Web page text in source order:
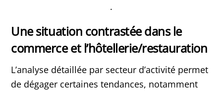
.
Une situation contrastée dans le
commerce et l’hôtellerie/restauration
L’analyse détaillée par secteur d’activité permet
de dégager certaines tendances, notamment